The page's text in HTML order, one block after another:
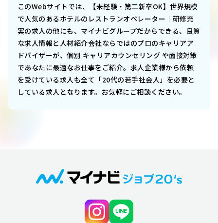
このWebサイトでは、
【未経験・第二新卒OK】世界規模
で人気のあるホテルのレストランオペレーター｜研修充
実の求人の他にも、マイナビグループだからできる、良質
な求人情報と人材紹介会社ならではのプロのキャリアア
ドバイザーが、個別 キャリアカウンセリング や面接対策
であなたに最適なお仕事をご紹介。求人企業様から依頼
を受けている求人も全て「20代の若手社会人」を必要と
している求人となります。お気軽にご相談ください。